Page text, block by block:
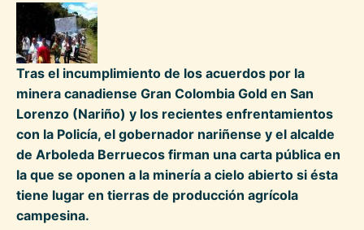
Tras el incumplimiento de los acuerdos por la
minera canadiense Gran Colombia Gold en San
Lorenzo (Nariño) y los recientes enfrentamientos
con la Policía, el gobernador nariñense y el alcalde
de Arboleda Berruecos firman una carta pública en
la que se oponen a la minería a cielo abierto si ésta
tiene lugar en tierras de producción agrícola
campesina.